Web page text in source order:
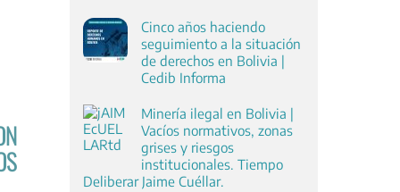
Cinco años haciendo
seguimiento a la situación
de derechos en Bolivia |
Cedib Informa
Minería ilegal en Bolivia |
Vacíos normativos, zonas
grises y riesgos
institucionales. Tiempo
Deliberar Jaime Cuéllar.